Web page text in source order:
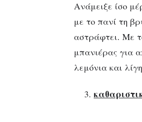
Ανάμειξε ίσο
με το πανί τη
αστράφτει. Με
μπανιέρας για
λεμόνια και